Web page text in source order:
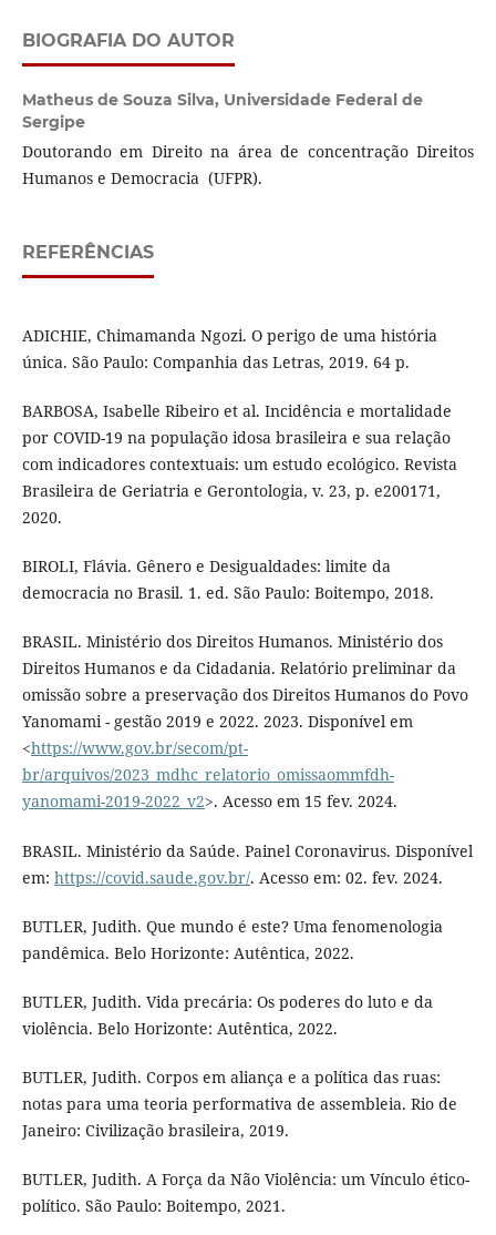
BIOGRAFIA DO AUTOR
Matheus de Souza Silva, Universidade Federal de
Sergipe
Doutorando em Direito na área de concentração Direitos
Humanos e Democracia (UFPR).
REFERÊNCIAS
ADICHIE, Chimamanda Ngozi. O perigo de uma história
única. São Paulo: Companhia das Letras, 2019. 64 p.
BARBOSA, Isabelle Ribeiro et al. Incidência e mortalidade
por COVID-19 na população idosa brasileira e sua relação
com indicadores contextuais: um estudo ecológico. Revista
Brasileira de Geriatria e Gerontologia, v. 23, p. e200171,
2020.
BIROLI, Flávia. Gênero e Desigualdades: limite da
democracia no Brasil. 1. ed. São Paulo: Boitempo, 2018.
BRASIL. Ministério dos Direitos Humanos. Ministério dos
Direitos Humanos e da Cidadania. Relatório preliminar da
omissão sobre a preservação dos Direitos Humanos do Povo
Yanomami - gestão 2019 e 2022. 2023. Disponível em
<https://www.gov.br/secom/pt-
br/arquivos/2023_mdhc_relatorio_omissaommfdh-
yanomami-2019-2022_v2>. Acesso em 15 fev. 2024.
BRASIL. Ministério da Saúde. Painel Coronavirus. Disponível
em: https://covid.saude.gov.br/. Acesso em: 02. fev. 2024.
BUTLER, Judith. Que mundo é este? Uma fenomenologia
pandêmica. Belo Horizonte: Autêntica, 2022.
BUTLER, Judith. Vida precária: Os poderes do luto e da
violência. Belo Horizonte: Autêntica, 2022.
BUTLER, Judith. Corpos em aliança e a política das ruas:
notas para uma teoria performativa de assembleia. Rio de
Janeiro: Civilização brasileira, 2019.
BUTLER, Judith. A Força da Não Violência: um Vínculo ético-
político. São Paulo: Boitempo, 2021.